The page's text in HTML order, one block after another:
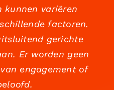
kunnen variëren
factoren.
gerichte
Er worden geen
engagement of